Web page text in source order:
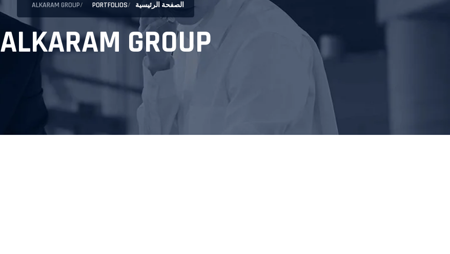
الصفحة الرئيسية PORTFOLIOS
ALKARAM GROUP
ALKARAM GROUP